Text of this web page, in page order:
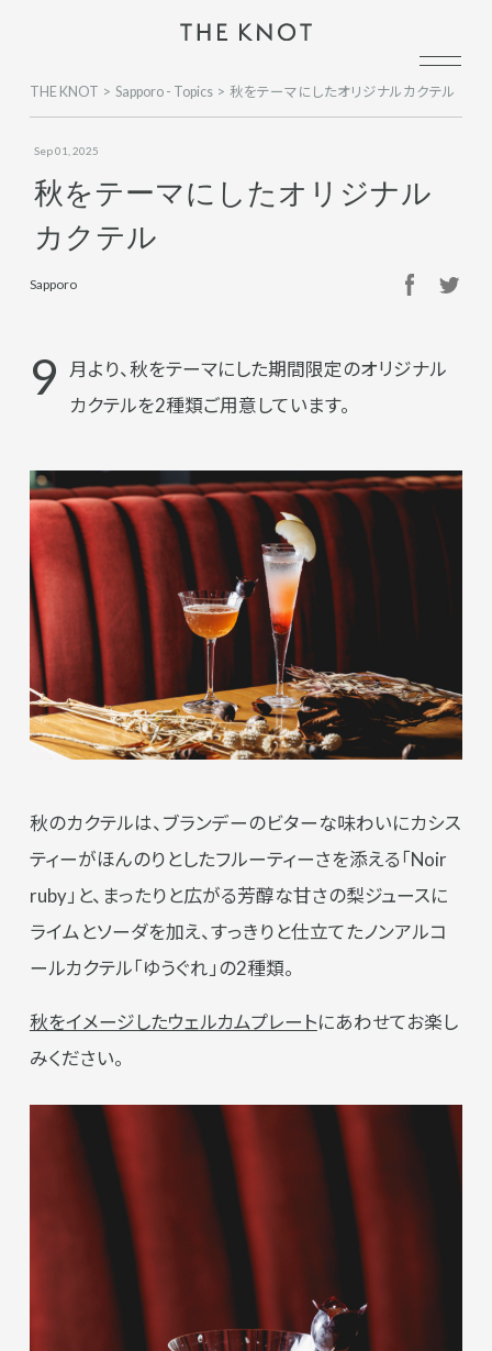
THE KNOT Sapporo - Topics 秋をテーマにしたオリジナルカクテル
秋をテーマにしたオリジナル
カクテル
Sep 01, 2025
Sapporo
9
月より、秋をテーマにした期間限定のオリジナル
カクテルを2種類ご用意しています。
秋のカクテルは、ブランデーのビターな味わいにカシス
ティーがほんのりとしたフルーティーさを添える「Noir
ruby」と、まったりと広がる芳醇な甘さの梨ジュースに
ライムとソーダを加え、すっきりと仕立てたノンアルコ
ールカクテル「ゆうぐれ」の2種類。
秋をイメージしたウェルカムプレートにあわせてお楽し
みください。